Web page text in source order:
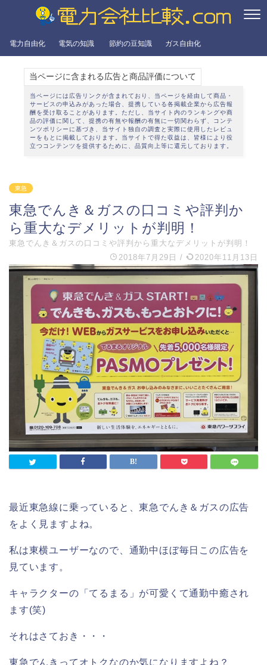
電力自由化 電気の知識 節約の豆知識 ガス自由化
当ページに含まれる広告と商品評価について
当ページには広告リンクが含まれており、当ページを経由して商品・
サービスの申込みがあった場合、提携している各掲載企業から広告報
酬を受け取ることがあります。ただし、当サイト内のランキングや商
品の評価に関して、提携の有無や報酬の有無に一切関わらず、 コンテ
ンツポリシー に基づき、当サイト独自の調査と実際に使用したレビュ
ーをもとに掲載しております。当サイトで得た収益は、皆様により役
立つコンテンツを提供するために、品質向上等に還元しております。
東急
東急でんき＆ガスの口コミや評判か
ら重大なデメリットが判明！
東急でんき＆ガスの口コミや評判から重大なデメリットが判明！
2018年7月29日 / 2020年11月13日
最近東急線に乗っていると、東急でんき＆ガスの広告
をよく見ますよね。
私は東横ユーザーなので、通勤中ほぼ毎日この広告を
見ています。
キャラクターの「てるまる」が可愛くて通勤中癒され
ます(笑)
それはさておき・・・
東急でんきってオトクなのか気になりますよね？